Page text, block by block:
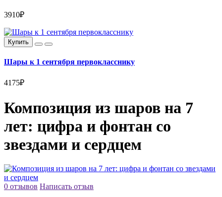
3910₽
Купить
Шары к 1 сентября первокласснику
4175₽
Композиция из шаров на 7
лет: цифра и фонтан со
звездами и сердцем
0 отзывов Написать отзыв